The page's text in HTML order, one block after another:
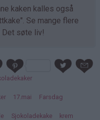
kaken kalles også
Se mange flere
Det søte liv!
17.mai
Farsdag
Sjokoladekake
krem